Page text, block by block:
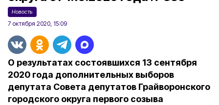
Новость
7 октября 2020, 15:09
О результатах состоявшихся 13 сентября
2020 года дополнительных выборов
депутата Совета депутатов Грайворонского
городского округа первого созыва